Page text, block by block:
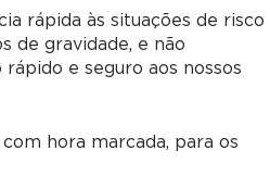
rápida às situações de risco
de gravidade, e não
e seguro aos nossos
hora marcada, para os